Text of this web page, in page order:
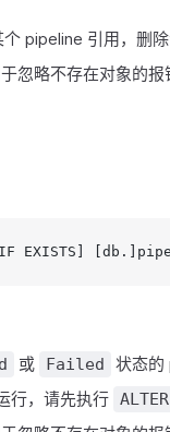
pipeline 引用，删除
忽略不存在对象的报
EXISTS]
或 Failed
状态的
行，请先执行